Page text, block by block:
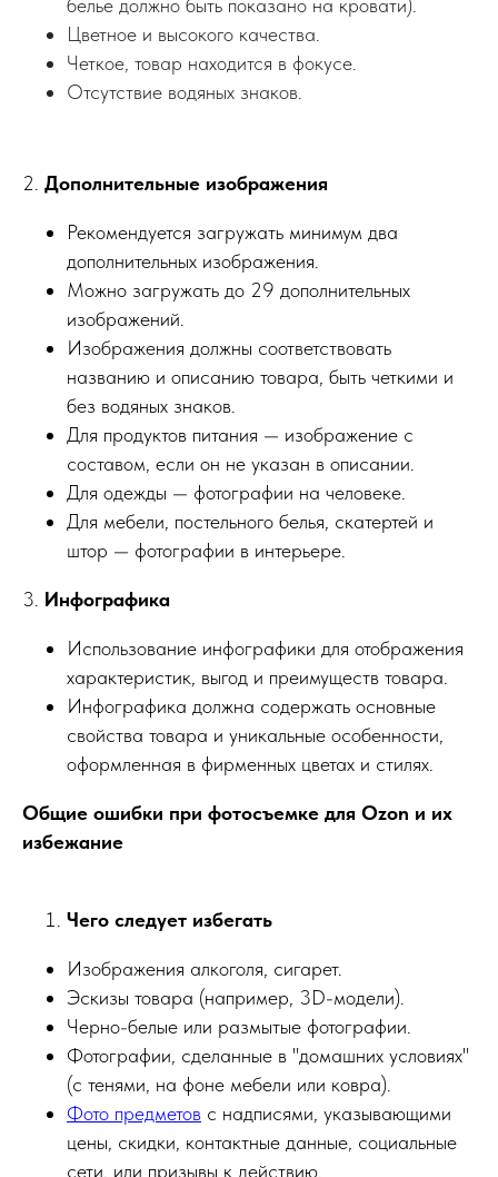
белье должно быть показано на кровати).
Цветное и высокого качества.
Четкое, товар находится в фокусе.
Отсутствие водяных знаков.
2. Дополнительные изображения
Рекомендуется загружать минимум два
дополнительных изображения.
Можно загружать до 29 дополнительных
изображений.
Изображения должны соответствовать
названию и описанию товара, быть четкими и
без водяных знаков.
Для продуктов питания — изображение с
составом, если он не указан в описании.
Для одежды — фотографии на человеке.
Для мебели, постельного белья, скатертей и
штор — фотографии в интерьере.
3. Инфографика
Использование инфографики для отображения
характеристик, выгод и преимуществ товара.
Инфографика должна содержать основные
свойства товара и уникальные особенности,
оформленная в фирменных цветах и стилях.
Общие ошибки при фотосъемке для Ozon и их
избежание
Чего следует избегать
Изображения алкоголя, сигарет.
Эскизы товара (например, 3D-модели).
Черно-белые или размытые фотографии.
Фотографии, сделанные в "домашних условиях"
(с тенями, на фоне мебели или ковра).
Фото предметов с надписями, указывающими
цены, скидки, контактные данные, социальные
сети, или призывы к действию.